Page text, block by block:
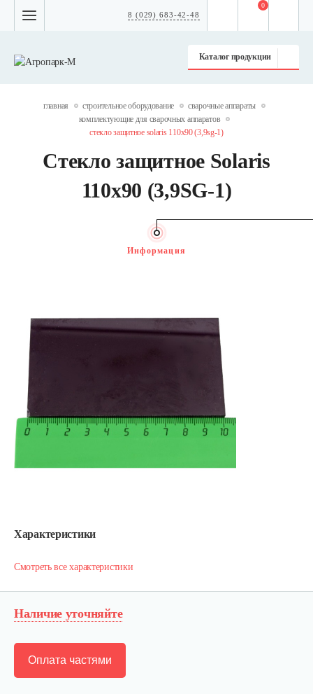
8 (029) 683-42-48
Каталог продукции
0
главная строительное оборудование
сварочные аппараты
комплектующие для сварочных аппаратов
стекло защитное solaris 110х90 (3,9sg-1)
Стекло защитное Solaris
110х90 (3,9SG-1)
Характеристики
Смотреть все характеристики
Информация
Наличие уточняйте
Оплата частями